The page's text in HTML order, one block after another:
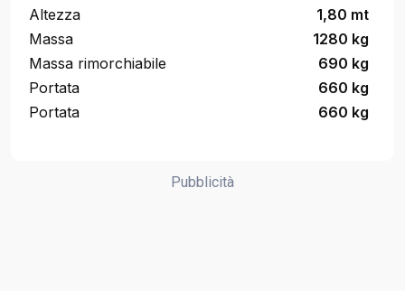
Altezza
1,80 mt
Massa
1280 kg
Massa rimorchiabile
690 kg
Portata
660 kg
Portata
660 kg
Pubblicità